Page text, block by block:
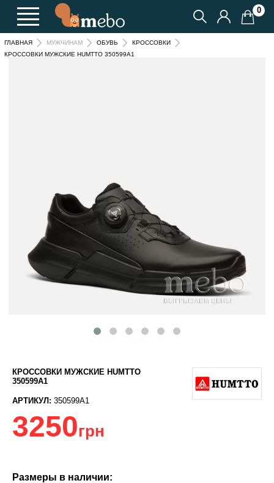
0
ГЛАВНАЯ МУЖЧИНАМ ОБУВЬ
КРОССОВКИ
КРОССОВКИ МУЖСКИЕ HUMTTO 350599A1
КРОССОВКИ МУЖСКИЕ HUMTTO
350599A1
АРТИКУЛ: 350599A1
3250грн
Размеры в наличии: